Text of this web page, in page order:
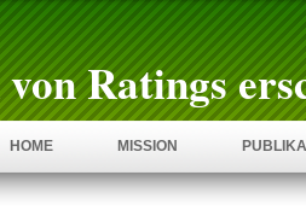
Ratings
HOME MISSION